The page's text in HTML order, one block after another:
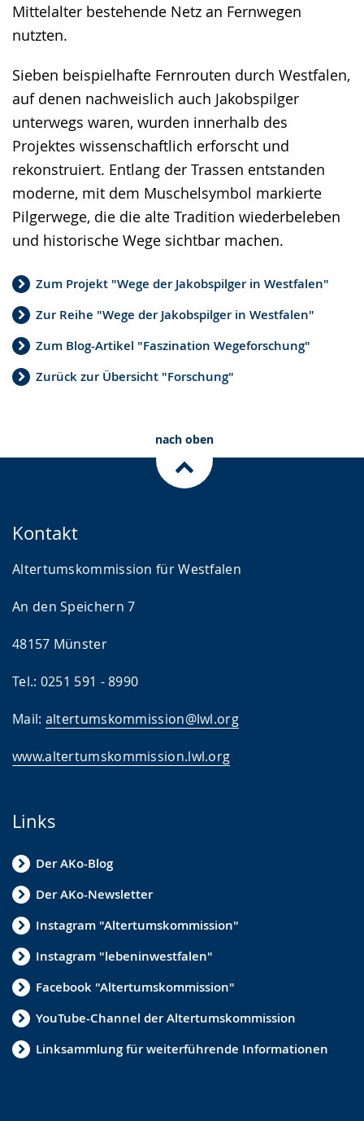
Mittelalter bestehende Netz an Fernwegen
nutzten.
Sieben beispielhafte Fernrouten durch Westfalen,
auf denen nachweislich auch Jakobspilger
unterwegs waren, wurden innerhalb des
Projektes wissenschaftlich erforscht und
rekonstruiert. Entlang der Trassen entstanden
moderne, mit dem Muschelsymbol markierte
Pilgerwege, die die alte Tradition wiederbeleben
und historische Wege sichtbar machen.
Zum Projekt "Wege der Jakobspilger in Westfalen"
Zur Reihe "Wege der Jakobspilger in Westfalen"
Zum Blog-Artikel "Faszination Wegeforschung"
Zurück zur Übersicht "Forschung"
nach oben
Kontakt
Altertumskommission für Westfalen
An den Speichern 7
48157 Münster
Tel.: 0251 591 - 8990
Mail: altertumskommission@lwl.org
www.altertumskommission.lwl.org
Links
Der AKo-Blog
Der AKo-Newsletter
Instagram "Altertumskommission"
Instagram "lebeninwestfalen"
Facebook "Altertumskommission"
YouTube-Channel der Altertumskommission
Linksammlung für weiterführende Informationen